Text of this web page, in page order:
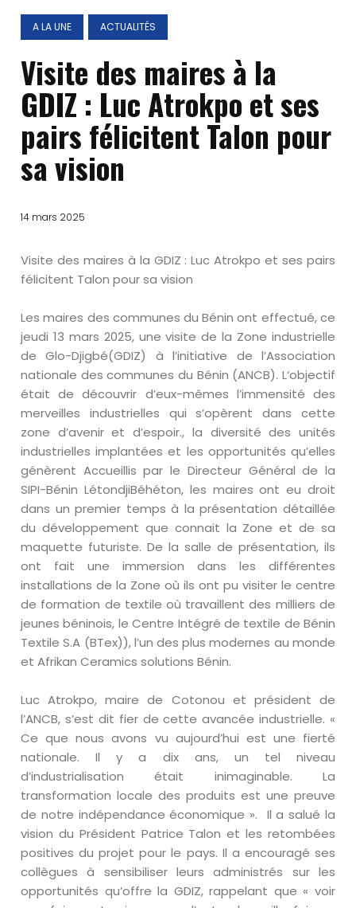
A LA UNE ACTUALITÉS
Visite des maires à la
GDIZ : Luc Atrokpo et ses
pairs félicitent Talon pour
sa vision
14 mars 2025
Visite des maires à la GDIZ : Luc Atrokpo et ses pairs
félicitent Talon pour sa vision
Les maires des communes du Bénin ont effectué, ce
jeudi 13 mars 2025, une visite de la Zone industrielle
de Glo-Djigbé(GDIZ) à l’initiative de l’Association
nationale des communes du Bénin (ANCB). L‘objectif
était de découvrir d’eux-mêmes l’immensité des
merveilles industrielles qui s’opèrent dans cette
zone d’avenir et d’espoir., la diversité des unités
industrielles implantées et les opportunités qu’elles
génèrent Accueillis par le Directeur Général de la
SIPI-Bénin LétondjiBéhéton, les maires ont eu droit
dans un premier temps à la présentation détaillée
du développement que connait la Zone et de sa
maquette futuriste. De la salle de présentation, ils
ont fait une immersion dans les différentes
installations de la Zone où ils ont pu visiter le centre
de formation de textile où travaillent des milliers de
jeunes béninois, le Centre Intégré de textile de Bénin
Textile S.A (BTex)), l’un des plus modernes au monde
et Afrikan Ceramics solutions Bénin.
Luc Atrokpo, maire de Cotonou et président de
l’ANCB, s’est dit fier de cette avancée industrielle. «
Ce que nous avons vu aujourd’hui est une fierté
nationale. Il y a dix ans, un tel niveau
d’industrialisation était inimaginable. La
transformation locale des produits est une preuve
de notre indépendance économique ». Il a salué la
vision du Président Patrice Talon et les retombées
positives du projet pour le pays. Il a encouragé ses
collègues à sensibiliser leurs administrés sur les
opportunités qu’offre la GDIZ, rappelant que « voir